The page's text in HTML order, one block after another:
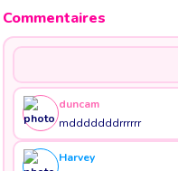
Commentaires
duncam
mdddddddrrrrrr
Harvey